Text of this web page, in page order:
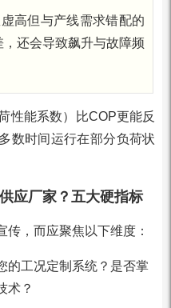
高但与产线需求错配的
还会导致飙升与故障频
性能系数）比COP更能反
数时间运行在部分负荷状
应厂家？五大硬指标
，而应聚焦以下维度：
的工况定制系统？是否掌
术？